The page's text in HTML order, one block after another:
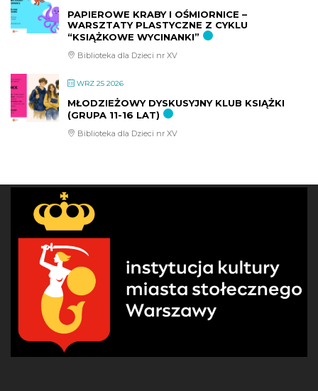
PAPIEROWE KRABY I OŚMIORNICE –
WARSZTATY PLASTYCZNE Z CYKLU
“KSIĄŻKOWE WYCINANKI”
Biblioteka dla Dzieci nr XV
WRZ 25 2026
MŁODZIEŻOWY DYSKUSYJNY KLUB KSIĄŻKI
(GRUPA 11-16 LAT)
Biblioteka dla Dzieci nr XV